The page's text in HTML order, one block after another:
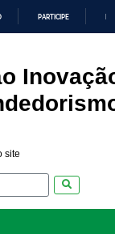
PARTICIPE
site